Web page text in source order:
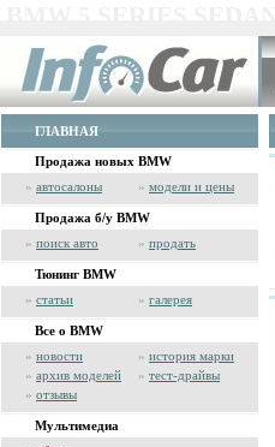
ГЛАВНАЯ
Продажа новых BMW
» автосалоны » модели и цены
Продажа б/у BMW
» поиск авто » продать
Тюнинг BMW
» статьи » галерея
Все о BMW
» новости » история марки
» архив моделей » тест-драйвы
» отзывы
Мультимедиа